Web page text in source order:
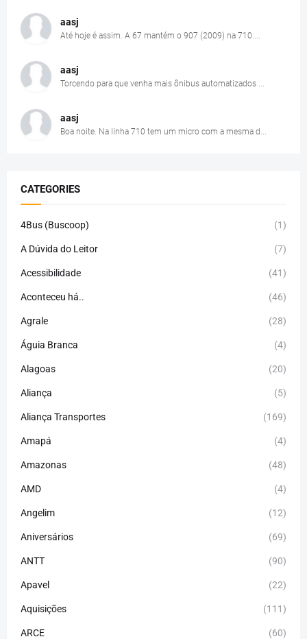
aasj
Até hoje é assim. A 67 mantém o 907 (2009) na 710....
aasj
Torcendo para que venha mais ônibus automatizados ...
aasj
Boa noite. Na linha 710 tem um micro com a mesma d...
CATEGORIES
4Bus (Buscoop) (1)
A Dúvida do Leitor (7)
Acessibilidade (41)
Aconteceu há.. (46)
Agrale (28)
Águia Branca (4)
Alagoas (20)
Aliança (5)
Aliança Transportes (169)
Amapá (4)
Amazonas (48)
AMD (4)
Angelim (12)
Aniversários (69)
ANTT (90)
Apavel (22)
Aquisições (111)
ARCE (60)